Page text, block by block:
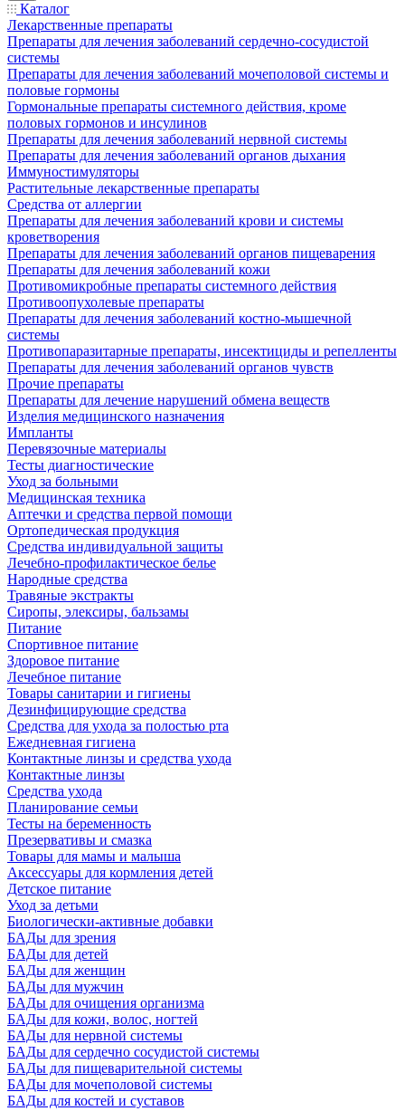
Каталог
Лекарственные препараты
Препараты для лечения заболеваний сердечно-сосудистой
системы
Препараты для лечения заболеваний мочеполовой системы и
половые гормоны
Гормональные препараты системного действия, кроме
половых гормонов и инсулинов
Препараты для лечения заболеваний нервной системы
Препараты для лечения заболеваний органов дыхания
Иммуностимуляторы
Растительные лекарственные препараты
Средства от аллергии
Препараты для лечения заболеваний крови и системы
кроветворения
Препараты для лечения заболеваний органов пищеварения
Препараты для лечения заболеваний кожи
Противомикробные препараты системного действия
Противоопухолевые препараты
Препараты для лечения заболеваний костно-мышечной
системы
Противопаразитарные препараты, инсектициды и репелленты
Препараты для лечения заболеваний органов чувств
Прочие препараты
Препараты для лечение нарушений обмена веществ
Изделия медицинского назначения
Импланты
Перевязочные материалы
Тесты диагностические
Уход за больными
Медицинская техника
Аптечки и средства первой помощи
Ортопедическая продукция
Средства индивидуальной защиты
Лечебно-профилактическое белье
Народные средства
Травяные экстракты
Сиропы, элексиры, бальзамы
Питание
Спортивное питание
Здоровое питание
Лечебное питание
Товары санитарии и гигиены
Дезинфицирующие средства
Средства для ухода за полостью рта
Ежедневная гигиена
Контактные линзы и средства ухода
Контактные линзы
Средства ухода
Планирование семьи
Тесты на беременность
Презервативы и смазка
Товары для мамы и малыша
Аксессуары для кормления детей
Детское питание
Уход за детьми
Биологически-активные добавки
БАДы для зрения
БАДы для детей
БАДы для женщин
БАДы для мужчин
БАДы для очищения организма
БАДы для кожи, волос, ногтей
БАДы для нервной системы
БАДы для сердечно сосудистой системы
БАДы для пищеварительной системы
БАДы для мочеполовой системы
БАДы для костей и суставов